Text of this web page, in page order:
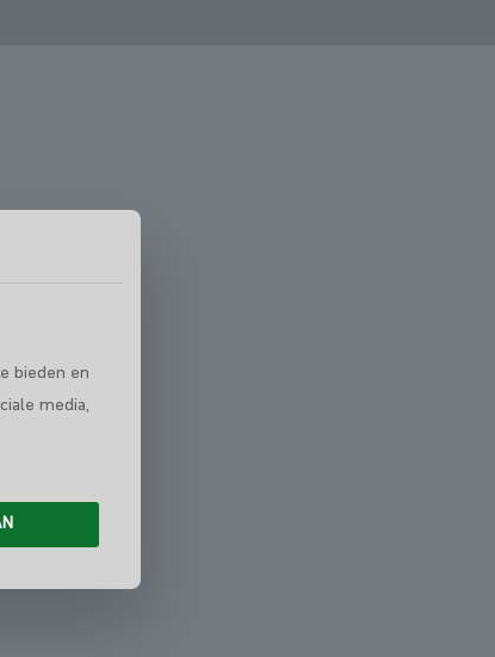
bieden en
media,